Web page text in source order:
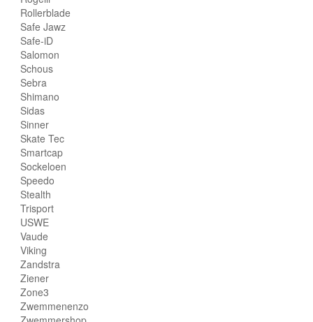
Rollerblade
Safe Jawz
Safe-iD
Salomon
Schous
Sebra
Shimano
Sidas
Sinner
Skate Tec
Smartcap
Sockeloen
Speedo
Stealth
Trisport
USWE
Vaude
Viking
Zandstra
Ziener
Zone3
Zwemmenenzo